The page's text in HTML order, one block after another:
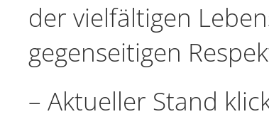
der vielfältigen
gegenseitigen
– Aktueller Stand